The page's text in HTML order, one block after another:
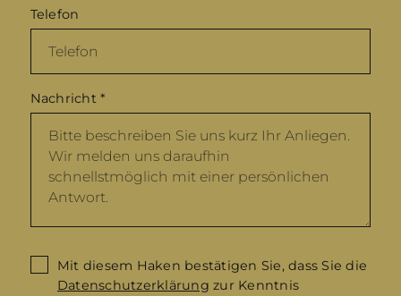
Telefon
Nachricht*
Mit diesem Haken bestätigen Sie, dass Sie die
Datenschutzerklärung zur Kenntnis